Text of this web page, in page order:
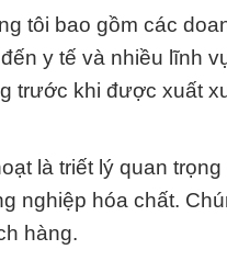
tôi bao gồm các
y tế và nhiều lĩnh
trước khi được xuất
là triết lý quan
nghiệp hóa chất.
hàng.